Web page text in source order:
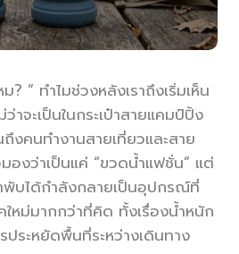
? ” ทำไมช่วงหลังเราถึงเริ่มเห็น
าจะเป็นในกระเป๋าสายแคมป์ปิ้ง
งคนทำงานสายเที่ยวและสาย
องว่าเป็นแค่ “ขวดน้ำแฟชั่น” แต่
บได้กำลังกลายเป็นอุปกรณ์ที่
หม่มากกว่าที่คิด ทั้งเรื่องน้ำหนัก
ระหยัดพื้นที่ระหว่างเดินทาง